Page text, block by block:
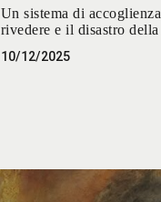
Un sistema di
rivedere e il disastro
10/12/2025